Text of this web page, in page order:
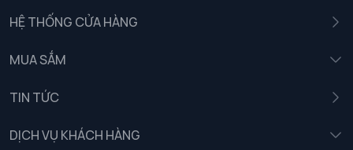
HỆ THỐNG CỬA HÀNG
MUA SẮM
TIN TỨC
DỊCH VỤ KHÁCH HÀNG